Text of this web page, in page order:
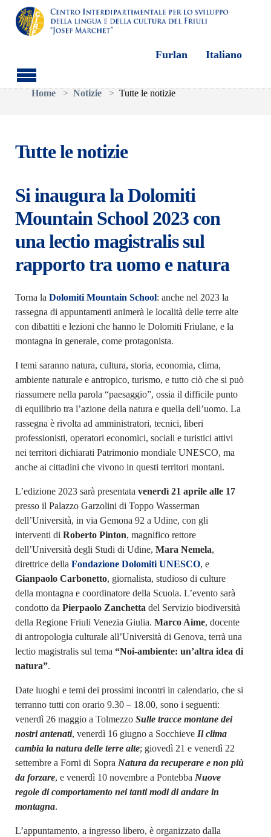
Skip to main content
Furlan Italiano
You are here:
Home
Notizie Tutte le notizie
Tutte le notizie
Si inaugura la Dolomiti
Mountain School 2023 con
una lectio magistralis sul
rapporto tra uomo e natura
Torna la Dolomiti Mountain School: anche nel 2023 la
rassegna di appuntamenti animerà le località delle terre alte
con dibattiti e lezioni che hanno le Dolomiti Friulane, e la
montagna in generale, come protagonista.
I temi saranno natura, cultura, storia, economia, clima,
ambiente naturale e antropico, turismo, e tutto ciò che si può
riassumere nella parola “paesaggio”, ossia il difficile punto
di equilibrio tra l’azione della natura e quella dell’uomo. La
rassegna è rivolta ad amministratori, tecnici, liberi
professionisti, operatori economici, sociali e turistici attivi
nei territori dichiarati Patrimonio mondiale UNESCO, ma
anche ai cittadini che vivono in questi territori montani.
L’edizione 2023 sarà presentata venerdì 21 aprile alle 17
presso il Palazzo Garzolini di Toppo Wasserman
dell’Università, in via Gemona 92 a Udine, con gli
interventi di Roberto Pinton, magnifico rettore
dell’Università degli Studi di Udine, Mara Nemela,
direttrice della Fondazione Dolomiti UNESCO, e
Gianpaolo Carbonetto, giornalista, studioso di culture
della montagna e coordinatore della Scuola. L’evento sarà
condotto da Pierpaolo Zanchetta del Servizio biodiversità
della Regione Friuli Venezia Giulia. Marco Aime, docente
di antropologia culturale all’Università di Genova, terrà una
lectio magistralis sul tema “Noi-ambiente: un’altra idea di
natura”.
Date luoghi e temi dei prossimi incontri in calendario, che si
terranno tutti con orario 9.30 – 18.00, sono i seguenti:
venerdì 26 maggio a Tolmezzo Sulle tracce montane dei
nostri antenati, venerdì 16 giugno a Socchieve Il clima
cambia la natura delle terre alte; giovedì 21 e venerdì 22
settembre a Forni di Sopra Natura da recuperare e non più
da forzare, e venerdì 10 novembre a Pontebba Nuove
regole di comportamento nei tanti modi di andare in
montagna.
L’appuntamento, a ingresso libero, è organizzato dalla